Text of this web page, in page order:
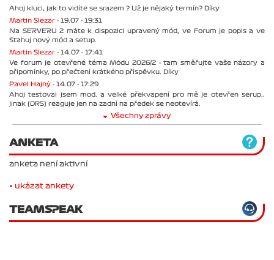
Ahoj kluci, jak to vidíte se srazem ? Už je nějaký termín? Díky
Martin Slezar - 19.07 - 19:31
Na SERVERU 2 máte k dispozici upravený mód, ve Forum je popis a ve
Stahuj nový mód a setup.
Martin Slezar - 14.07 - 17:41
Ve forum je otevřené téma Módu 2026/2 - tam směřujte vaše názory a
připomínky, po přečtení krátkého příspěvku. Díky
Pavel Hajný - 14.07 - 17:29
Ahoj testoval jsem mod. a velké překvapení pro mě je otevřen serup..
jinak (DRS) reaguje jen na zadní na předek se neotevírá.
Všechny zprávy
ANKETA
anketa není aktivní
• ukázat ankety
TEAMSPEAK